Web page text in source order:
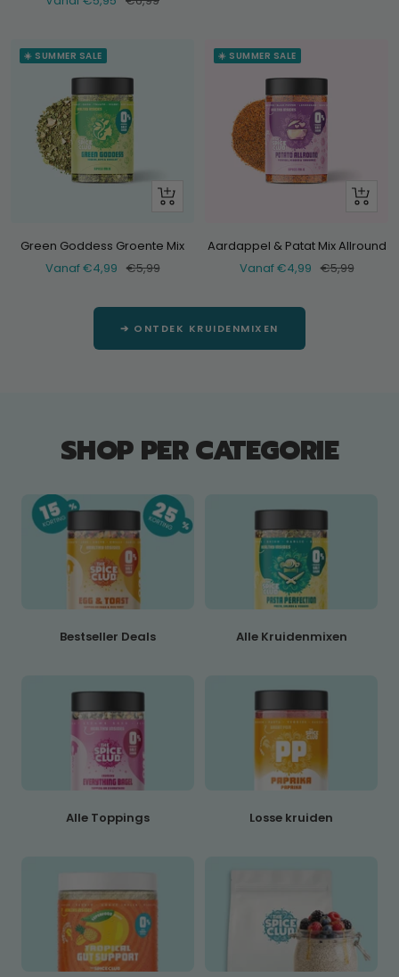
☀️ SUMMER SALE
Bekijk
Green Goddess Groente Mix
Verkoopprijs
Vanaf €4,99 Normale
€5,99
☀️ SUMMER SALE
Bekijk
Aardappel & Patat Mix Allround
Verkoopprijs
Vanaf €4,99 Normale
€5,99
➔ ONTDEK KRUIDENMIXEN
SHOP PER CATEGORIE
Bestseller Deals Alle Kruidenmixen
Alle Toppings Losse kruiden